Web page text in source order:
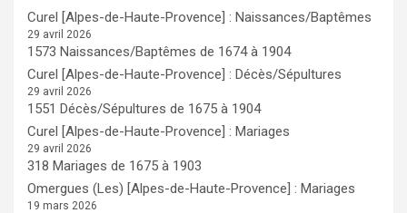
Curel [Alpes-de-Haute-Provence] : Naissances/Baptêmes
29 avril 2026
1573 Naissances/Baptêmes de 1674 à 1904
Curel [Alpes-de-Haute-Provence] : Décès/Sépultures
29 avril 2026
1551 Décès/Sépultures de 1675 à 1904
Curel [Alpes-de-Haute-Provence] : Mariages
29 avril 2026
318 Mariages de 1675 à 1903
Omergues (Les) [Alpes-de-Haute-Provence] : Mariages
19 mars 2026